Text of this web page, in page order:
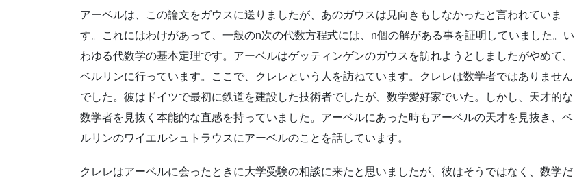
アーベルは、この論文をガウスに送りましたが、あのガウスは見向きもしなかったと言われていま
す。これにはわけがあって、一般のn次の代数方程式には、n個の解がある事を証明していました。い
わゆる代数学の基本定理です。アーベルはゲッティンゲンのガウスを訪れようとしましたがやめて、
ベルリンに行っています。ここで、クレレという人を訪ねています。クレレは数学者ではありません
でした。彼はドイツで最初に鉄道を建設した技術者でしたが、数学愛好家でいた。しかし、天才的な
数学者を見抜く本能的な直感を持っていました。アーベルにあった時もアーベルの天才を見抜き、ベ
ルリンのワイエルシュトラウスにアーベルのことを話しています。
クレレはアーベルに会ったときに大学受験の相談に来たと思いましたが、彼はそうではなく、数学だ